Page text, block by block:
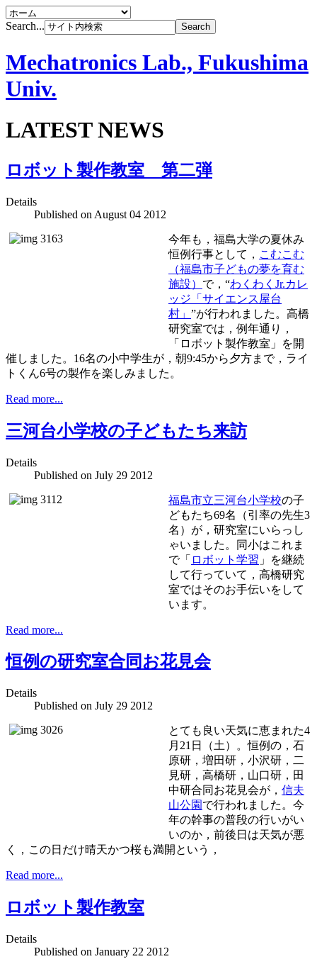
Search...
Mechatronics Lab., Fukushima
Univ.
LATEST NEWS
ロボット製作教室 第二弾
Details
Published on August 04 2012
今年も，福島大学の夏休み
恒例行事として， こむこむ
（福島市子どもの夢を育む
施設） で，“わくわくJr.カレ
ッジ「サイエンス屋台
村」 ”が行われました。高橋
研究室では，例年通り，
「ロボット製作教室」を開
催しました。16名の小中学生が，朝9:45から夕方まで，ライ
トくん6号の製作を楽しみました。
Read more...
三河台小学校の子どもたち来訪
Details
Published on July 29 2012
福島市立三河台小学校の子
どもたち69名（引率の先生3
名）が，研究室にいらっし
ゃいました。同小はこれま
で「 ロボット学習 」を継続
して行っていて，高橋研究
室ではそのお手伝いをして
います。
Read more...
恒例の研究室合同お花見会
Details
Published on July 29 2012
とても良い天気に恵まれた4
月21日（土）。恒例の，石
原研，増田研，小沢研，二
見研，高橋研，山口研，田
中研合同お花見会が， 信夫
山公園 で行われました。今
年の幹事の普段の行いがい
いのか，前後日は天気が悪
く，この日だけ晴天かつ桜も満開という，
Read more...
ロボット製作教室
Details
Published on January 22 2012